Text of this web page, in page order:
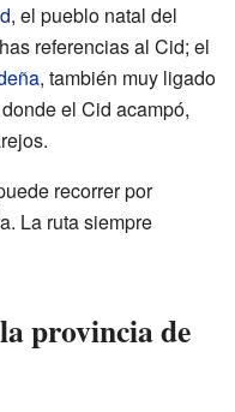
, el pueblo natal del
referencias al Cid; el
, también muy ligado
el Cid acampó,
recorrer por
La ruta siempre
provincia de